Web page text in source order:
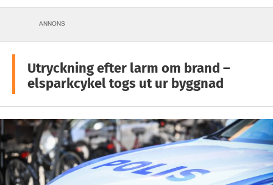
ANNONS
Utryckning efter larm om brand –
elsparkcykel togs ut ur byggnad